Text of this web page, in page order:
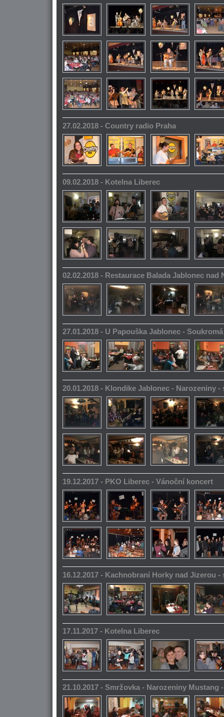
27.02.2018 - Country radio Praha
09.02.2018 - Kotelna Liberec
02.02.2018 - Restaurace Balada Jablonec nad
27.01.2018 - U Papouška Jablonec -
20.01.2018 - Klondike Jablonec - Narozeniny -
19.12.2017 - PKO Liberec - Vánoční koncert
16.12.2017 - Kachnobraní Horky nad Jizerou -
17.11.2017 - Kotelna Liberec
21.10.2017 - Smržovka - Narozeniny Mustang